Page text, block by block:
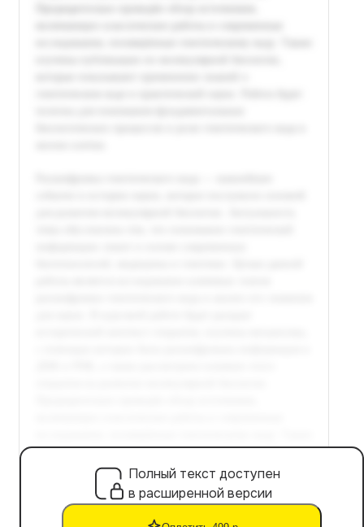
Полный текст доступен
в расширенной версии